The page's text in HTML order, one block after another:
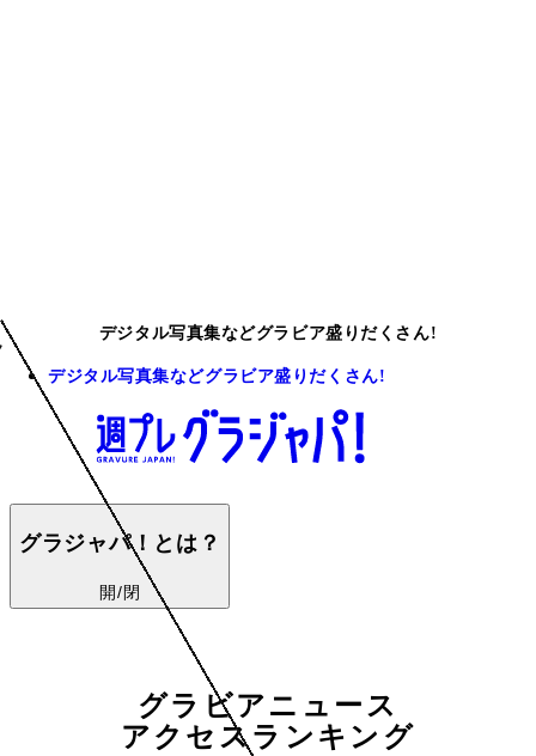
デジタル写真集などグラビア盛りだくさん!
デジタル写真集などグラビア盛りだくさん!
グラジャパ！とは？
開/閉
グラビアニュース
アクセスランキング